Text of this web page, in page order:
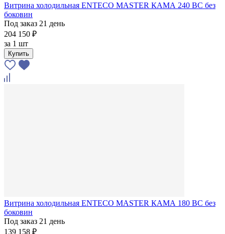
Витрина холодильная ENTECO MASTER КАМА 240 BC без
боковин
Под заказ 21 день
204 150 ₽
за 1 шт
Купить
Витрина холодильная ENTECO MASTER КАМА 180 BC без
боковин
Под заказ 21 день
139 158 ₽